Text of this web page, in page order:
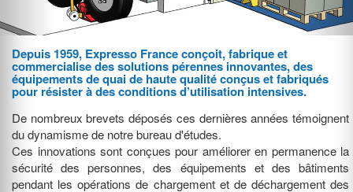
Depuis 1959, Expresso France conçoit, fabrique et
commercialise des solutions pérennes innovantes, des
équipements de quai de haute qualité conçus et fabriqués
pour résister à des conditions d’utilisation intensives.
De nombreux brevets déposés ces dernières années témoignent
du dynamisme de notre bureau d'études.
Ces innovations sont conçues pour améliorer en permanence la
sécurité des personnes, des équipements et des bâtiments
pendant les opérations de chargement et de déchargement des